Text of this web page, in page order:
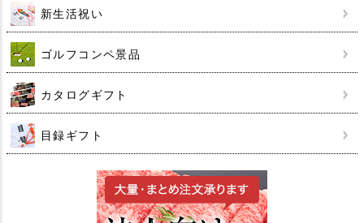
新生活祝い
ゴルフコンペ景品
カタログギフト
目録ギフト